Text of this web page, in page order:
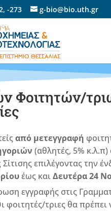
,-273 g-bio@bio.uth.gr
Φοιτητών/
από μετεγγραφή
(αθλητές, 5%
επιλέγοντας την
έως καιΔευτέρα 24
εγγραφής στις
φοιτητές/τριες θα